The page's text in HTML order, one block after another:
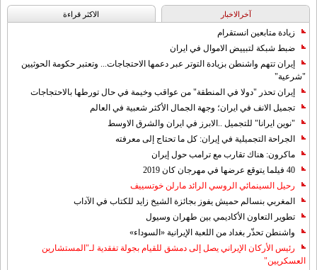
آخرالاخبار الاکثر قراءة
زيادة متابعين انستقرام
ضبط شبكة لتبييض الاموال في ايران
إيران تتهم واشنطن بزيادة التوتر عبر دعمها الاحتجاجات... وتعتبر حكومة الحوثيين
"شرعية"
إيران تحذر "دولا في المنطقة" من عواقب وخيمة في حال تورطها بالاحتجاجات
تجميل الانف في ايران؛ وجهة الجمال الأكثر شعبية في العالم
"نوين ايرانا" للتجميل ..الابرز في ايران والشرق الاوسط
الجراحة التجميلية في إيران: كل ما تحتاج إلى معرفته
ماكرون: هناك تقارب مع ترامب حول إيران
40 فيلما يتوقع عرضها في مهرجان كان 2019
رحيل السينمائي الروسي الرائد مارلن خوتسييف
المغربي بنسالم حميش يفوز بجائزة الشيخ زايد للكتاب في الآداب
تطوير التعاون الأكاديمي بين طهران وسيول
واشنطن تحذّر بغداد من اللعبة الإيرانية «السوداء»
رئيس الأركان الإيراني يصل إلى دمشق للقيام بجولة تفقدية لـ"المستشارين
العسكريين"